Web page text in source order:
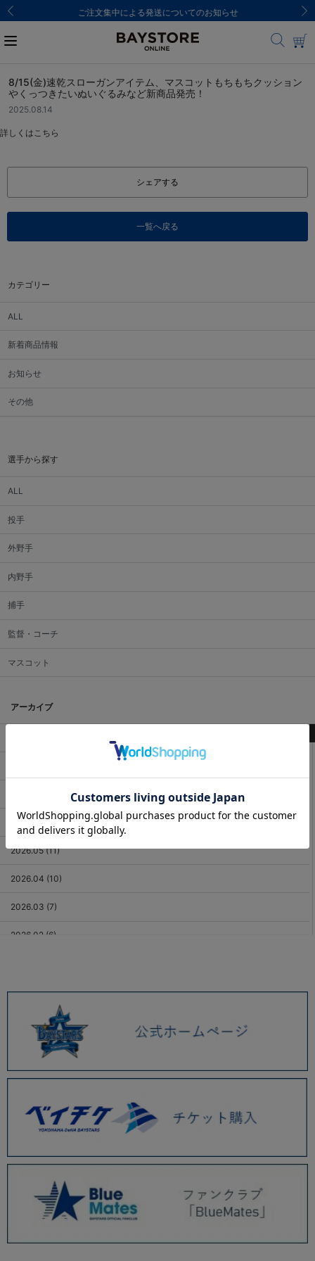
ご注文集中による発送についてのお知らせ
カテゴリー
ALL
新着商品情報
お知らせ
その他
選手から探す
ALL
投手
外野手
内野手
捕手
監督・コーチ
マスコット
アーカイブ
2026.06 (12)
2026.05 (11)
2026.04 (10)
2026.03 (7)
2026.02 (6)
2025.12 (3)
2025.11 (6)
2025.10 (5)
2025.09 (5)
2025.08 (6)
8/29(金)新商品発売！
売！
Matsumotoコラボなど新商品発売！
8/15(金)速乾スローガンアイテム、マスコットもちもちクッションやくっつ
きたいぬいぐるみなど新商品発売！
タオルなど新商品発売！
8/15(金)速乾スローガンアイテム、マスコットもちもちクッション
やくっつきたいぬいぐるみなど新商品発売！
2025.08.14
詳しくはこちら
シェアする
一覧へ戻る